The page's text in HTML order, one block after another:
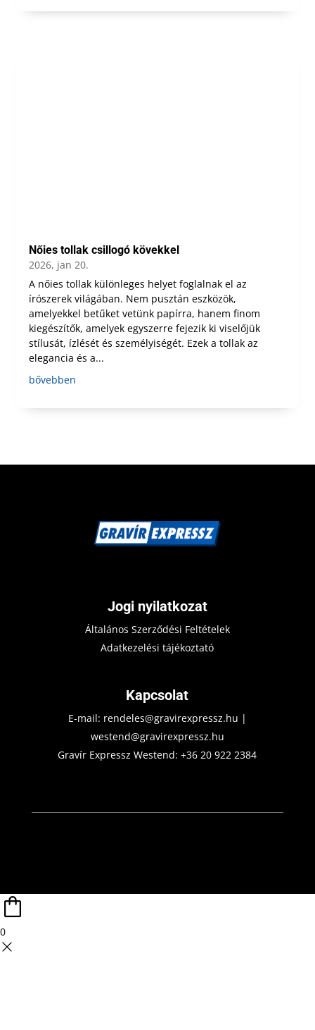
Nőies tollak csillogó kövekkel
2026, jan 20.
A nőies tollak különleges helyet foglalnak el az
írószerek világában. Nem pusztán eszközök,
amelyekkel betűket vetünk papírra, hanem finom
kiegészítők, amelyek egyszerre fejezik ki viselőjük
stílusát, ízlését és személyiségét. Ezek a tollak az
elegancia és a...
bővebben
Jogi nyilatkozat
Általános Szerződési Feltételek
Adatkezelési tájékoztató
Kapcsolat
E-mail: rendeles@gravirexpressz.hu |
westend@gravirexpressz.hu
Gravír Expressz Westend:+36 20 922 2384
0